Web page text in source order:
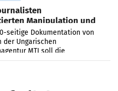
Manipulation und
seitige Dokumentation von
der Ungarischen
MTI soll die
Nachrichten-Manipulation und